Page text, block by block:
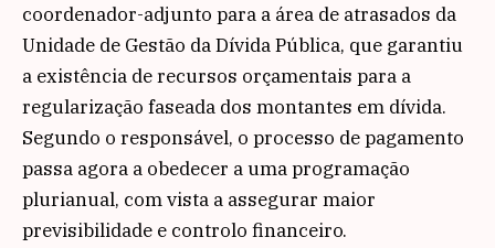
coordenador-adjunto para a área de atrasados da
Unidade de Gestão da Dívida Pública, que garantiu
a existência de recursos orçamentais para a
regularização faseada dos montantes em dívida.
Segundo o responsável, o processo de pagamento
passa agora a obedecer a uma programação
plurianual, com vista a assegurar maior
previsibilidade e controlo financeiro.